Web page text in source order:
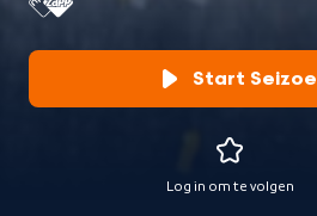
Start
Log in om te volgen